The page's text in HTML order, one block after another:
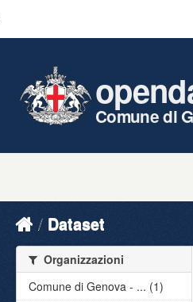
Comune di
Dataset
Organizzazioni
Comune di Genova - ... (1)